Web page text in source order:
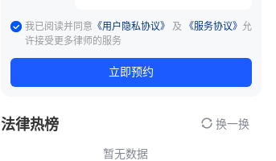
我已阅读并同意 《用户隐私协议》 及 《服务协议》 允
许接受更多律师的服务
立即预约
法律热榜 换一换
暂无数据